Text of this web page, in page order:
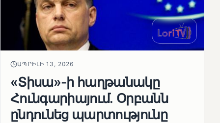
ԱՊՐԻԼԻ 13, 2026
«Տիսա»-ի հաղթանակը
Հունգարիայում․ Օրբանն
ընդունեց պարտությունը